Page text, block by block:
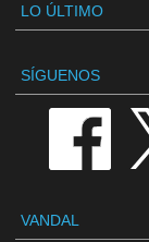
LO ÚLTIMO
SÍGUENOS
VANDAL